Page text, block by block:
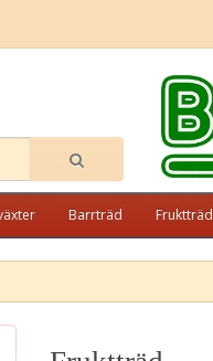
Barrträd Fruktträd